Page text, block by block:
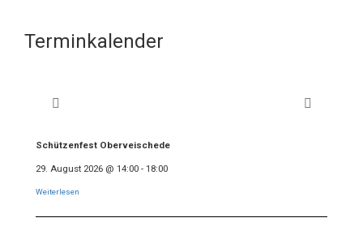
Terminkalender
Schützenfest Oberveischede
29. August 2026 @ 14:00 - 18:00
Weiterlesen